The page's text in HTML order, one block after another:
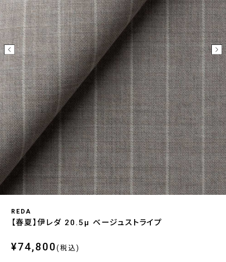
REDA
【春夏】伊レダ 20.5μ ベージュストライプ
¥74,800(税込)